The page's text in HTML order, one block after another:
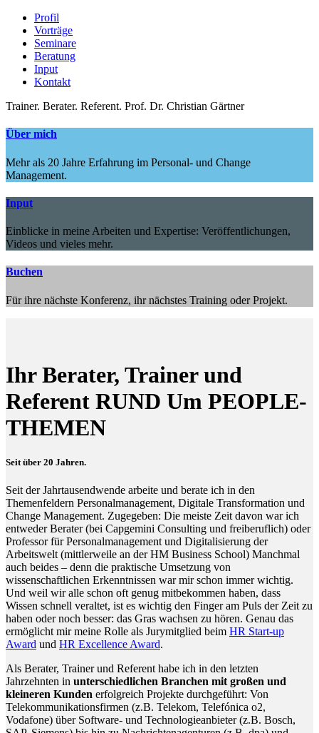
Profil
Vorträge
Seminare
Beratung
Input
Kontakt
Trainer. Berater. Referent. Prof. Dr. Christian Gärtner
Über mich
Mehr als 20 Jahre Erfahrung im Personal- und Change
Management.
Input
Einblicke in meine Arbeiten und Expertise: Veröffentlichungen,
Videos und vieles mehr.
Buchen
Für ihre nächste Konferenz, ihr nächstes Training oder Projekt.
Ihr Berater, Trainer und
Referent RUND Um PEOPLE-
THEMEN
Seit über 20 Jahren.
Seit der Jahrtausendwende arbeite und berate ich in den
Themenfeldern Personalmanagement, Digitale Transformation und
Change Management. Zugegeben: Die meiste Zeit davon war ich
entweder Berater (bei Capgemini Consulting und freiberuflich) oder
Professor für Personalmanagement und Digitalisierung der
Arbeitswelt (mittlerweile an der HM Business School) Manchmal
auch beides – denn die praktische Umsetzung von
wissenschaftlichen Erkenntnissen war mir schon immer wichtig.
Und weil wir alle schon oft genug mitbekommen haben, dass
Wissen schnell veraltet, ist es wichtig den Finger am Puls der Zeit zu
haben oder noch besser: das Gras wachsen zu hören. Genau das
ermöglicht mir meine Rolle als Jurymitglied beim HR Start-up
Award und HR Excellence Award.
Als Berater, Trainer und Referent habe ich in den letzten
Jahrzehnten in unterschiedlichen Branchen mit großen und
kleineren Kunden erfolgreich Projekte durchgeführt: Von
Telekommunikationsfirmen (z.B. Telekom, Telefónica o2,
Vodafone) über Software- und Technologieanbieter (z.B. Bosch,